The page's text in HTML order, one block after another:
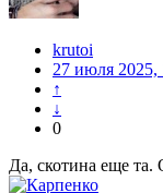
krutoi
27 июля 2025,
↑
↓
0
Да, скотина еще